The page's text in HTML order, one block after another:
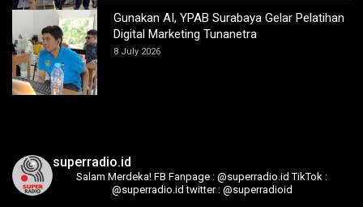
Gunakan AI, YPAB Surabaya Gelar Pelatihan
Digital Marketing Tunanetra
8 July 2026
superradio.id
Salam Merdeka! FB Fanpage : @superradio.id TikTok :
@superradio.id twitter : @superradioid